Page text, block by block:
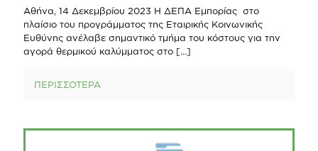
Αθήνα, 14 Δεκεμβρίου 2023 Η ΔΕΠΑ Εμπορίας στο
πλαίσιο του προγράμματος της Εταιρικής Κοινωνικής
Ευθύνης ανέλαβε σημαντικό τμήμα του κόστους για την
αγορά θερμικού καλύμματος στο […]
ΠΕΡΙΣΣΟΤΕΡΑ